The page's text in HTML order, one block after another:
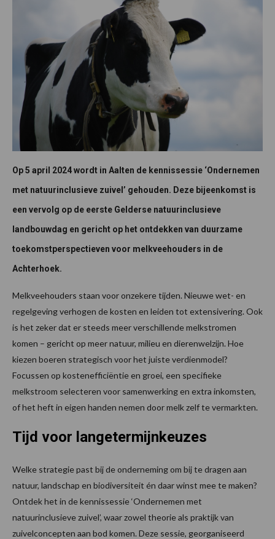
Op 5 april 2024 wordt in Aalten de kennissessie ‘Ondernemen
met natuurinclusieve zuivel’ gehouden. Deze bijeenkomst is
een vervolg op de eerste Gelderse natuurinclusieve
landbouwdag en gericht op het ontdekken van duurzame
toekomstperspectieven voor melkveehouders in de
Achterhoek.
Melkveehouders staan voor onzekere tijden. Nieuwe wet- en
regelgeving verhogen de kosten en leiden tot extensivering. Ook
is het zeker dat er steeds meer verschillende melkstromen
komen – gericht op meer natuur, milieu en dierenwelzijn. Hoe
kiezen boeren strategisch voor het juiste verdienmodel?
Focussen op kostenefficiëntie en groei, een specifieke
melkstroom selecteren voor samenwerking en extra inkomsten,
of het heft in eigen handen nemen door melk zelf te vermarkten.
Tijd voor langetermijnkeuzes
Welke strategie past bij de onderneming om bij te dragen aan
natuur, landschap en biodiversiteit én daar winst mee te maken?
Ontdek het in de kennissessie ‘Ondernemen met
natuurinclusieve zuivel’, waar zowel theorie als praktijk van
zuivelconcepten aan bod komen. Deze sessie, georganiseerd